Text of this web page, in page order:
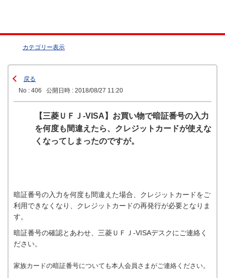
カテゴリー表示
戻る
No : 406
公開日時 : 2018/08/27 11:20
【三菱ＵＦＪ-VISA】お買い物で暗証番号の入力
を何度も間違えたら、クレジットカードが使えな
くなってしまったのですが。
暗証番号の入力を何度も間違えた場合、クレジットカードをご
利用できなくなり、クレジットカードの再発行が必要となりま
す。
暗証番号の確認とあわせ、三菱ＵＦＪ-VISAデスクにご連絡く
ださい。
家族カードの暗証番号についても本人会員さまがご連絡ください。